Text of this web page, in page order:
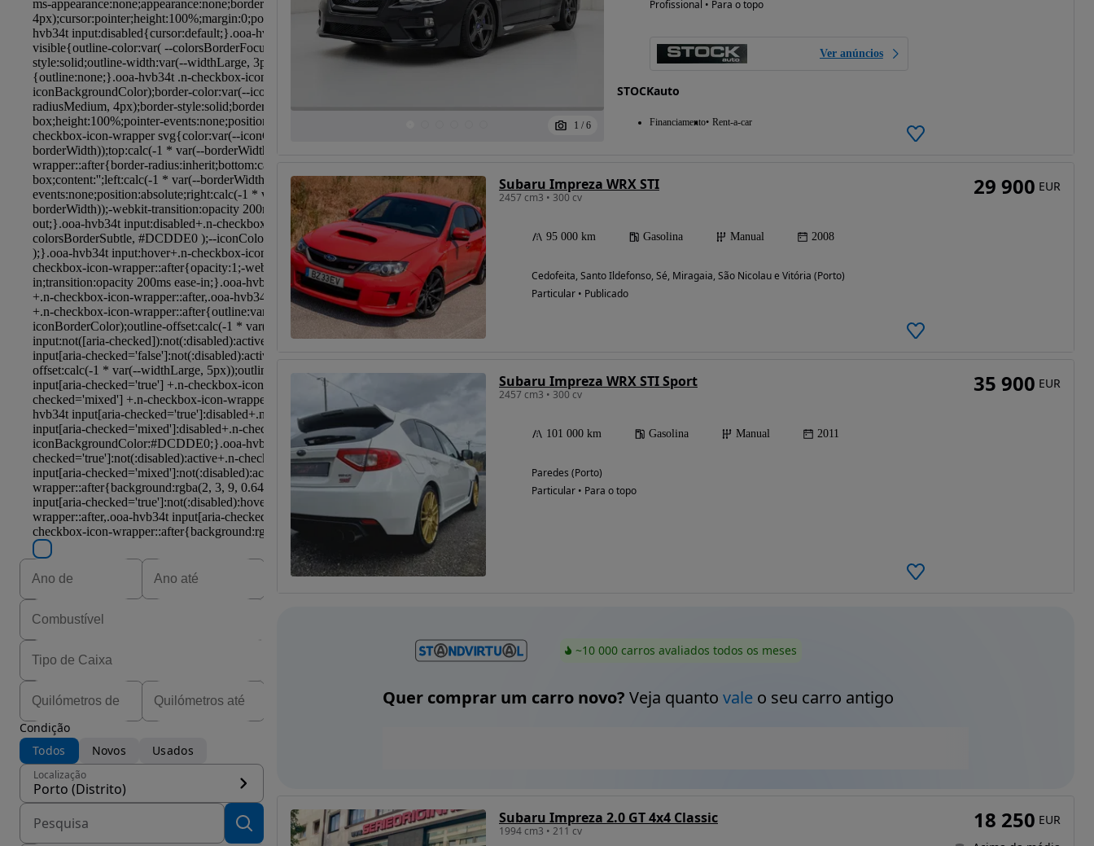
Possibilidade de
Condição
Todos
Novos Usados
Localização
Porto (Distrito)
1 / 6
Profissional • Para o topo
Ver anúncios
STOCKauto
Financiamento Rent-a-car
Subaru Impreza WRX STI
2457 cm3 • 300 cv
95 000 km Gasolina Manual 2008
Cedofeita, Santo Ildefonso, Sé, Miragaia, São Nicolau e Vitória (Porto)
Particular • Publicado
29 900 EUR
Subaru Impreza WRX STI Sport
2457 cm3 • 300 cv
101 000 km Gasolina Manual 2011
Paredes (Porto)
Particular • Para o topo
35 900 EUR
~10 000 carros avaliados todos os meses
Quer comprar um carro novo? Veja quanto valeo seu carro antigo
Subaru Impreza 2.0 GT 4x4 Classic
1994 cm3 • 211 cv 18 250 EUR